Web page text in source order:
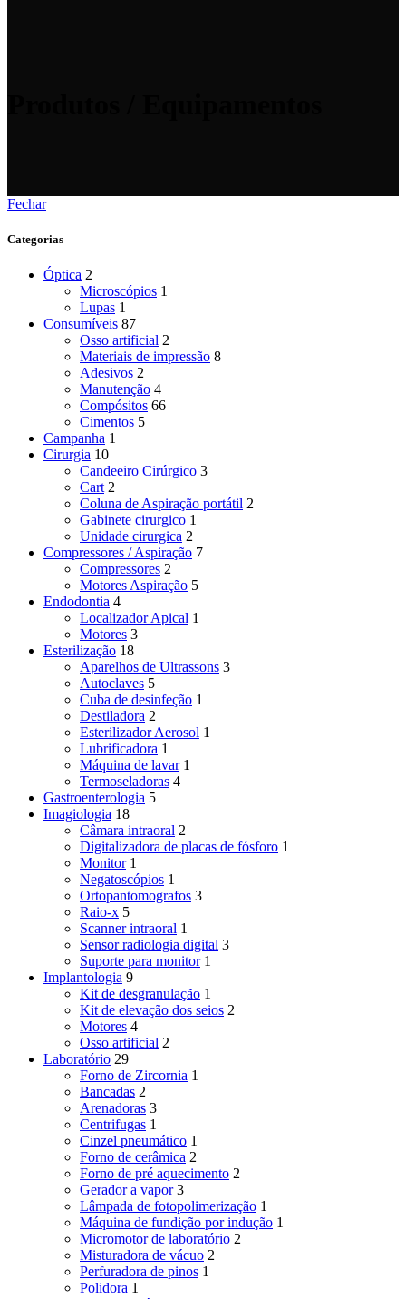
Fechar
Categorias
Óptica 2
Microscópios 1
Lupas 1
Consumíveis 87
Osso artificial 2
Materiais de impressão 8
Adesivos 2
Manutenção 4
Compósitos 66
Cimentos 5
Campanha 1
Cirurgia 10
Candeeiro Cirúrgico 3
Cart 2
Coluna de Aspiração portátil 2
Gabinete cirurgico 1
Unidade cirurgica 2
Compressores / Aspiração 7
Compressores 2
Motores Aspiração 5
Endodontia 4
Localizador Apical 1
Motores 3
Esterilização 18
Aparelhos de Ultrassons 3
Autoclaves 5
Cuba de desinfeção 1
Destiladora 2
Esterilizador Aerosol 1
Lubrificadora 1
Máquina de lavar 1
Termoseladoras 4
Gastroenterologia 5
Imagiologia 18
Câmara intraoral 2
Digitalizadora de placas de fósforo 1
Monitor 1
Negatoscópios 1
Ortopantomografos 3
Raio-x 5
Scanner intraoral 1
Sensor radiologia digital 3
Suporte para monitor 1
Implantologia 9
Kit de desgranulação 1
Kit de elevação dos seios 2
Motores 4
Osso artificial 2
Laboratório 29
Forno de Zircornia 1
Bancadas 2
Arenadoras 3
Centrifugas 1
Cinzel pneumático 1
Forno de cerâmica 2
Forno de pré aquecimento 2
Gerador a vapor 3
Lâmpada de fotopolimerização 1
Máquina de fundição por indução 1
Micromotor de laboratório 2
Misturadora de vácuo 2
Perfuradora de pinos 1
Polidora 1